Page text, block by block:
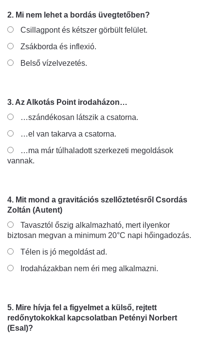
2. Mi nem lehet a bordás üvegtetőben?
Csillagpont és kétszer görbült felület.
Zsákborda és inflexió.
Belső vízelvezetés.
3. Az Alkotás Point irodaházon…
…szándékosan látszik a csatorna.
…el van takarva a csatorna.
…ma már túlhaladott szerkezeti megoldások
vannak.
4. Mit mond a gravitációs szellőztetésről Csordás
Zoltán (Autent)
Tavasztól őszig alkalmazható, mert ilyenkor
biztosan megvan a minimum 20°C napi hőingadozás.
Télen is jó megoldást ad.
Irodaházakban nem éri meg alkalmazni.
5. Mire hívja fel a figyelmet a külső, rejtett
redőnytokokkal kapcsolatban Petényi Norbert
(Esal)?